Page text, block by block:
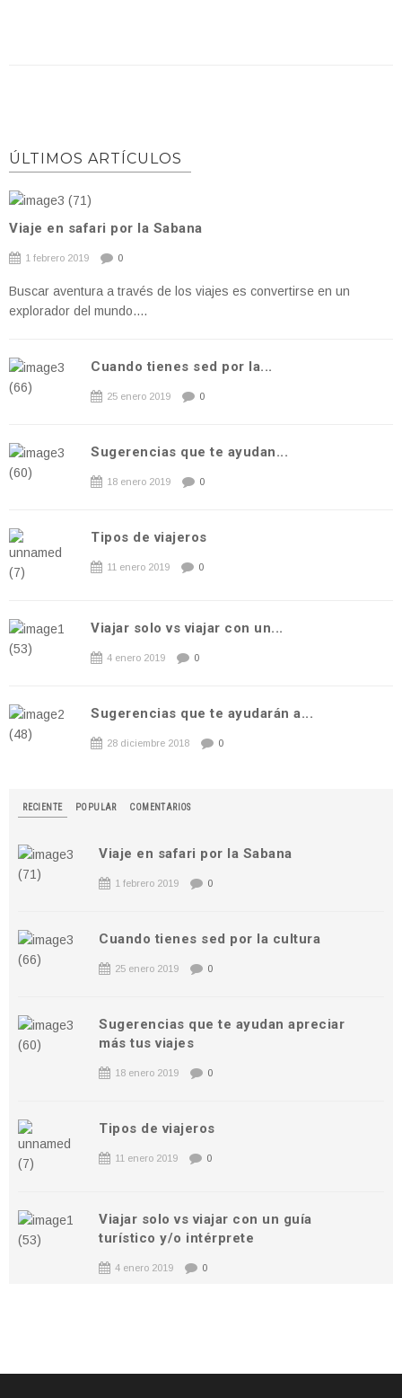
ÚLTIMOS ARTÍCULOS
Viaje en safari por la Sabana
1 febrero 2019 0
Buscar aventura a través de los viajes es convertirse en un
explorador del mundo....
Cuando tienes sed por la...
25 enero 2019 0
Sugerencias que te ayudan...
18 enero 2019 0
Tipos de viajeros
11 enero 2019 0
Viajar solo vs viajar con un...
4 enero 2019 0
Sugerencias que te ayudarán a...
28 diciembre 2018 0
RECIENTE POPULAR COMENTARIOS
Viaje en safari por la Sabana
1 febrero 2019 0
Cuando tienes sed por la cultura
25 enero 2019 0
Sugerencias que te ayudan apreciar
más tus viajes
18 enero 2019 0
Tipos de viajeros
11 enero 2019 0
Viajar solo vs viajar con un guía
turístico y/o intérprete
4 enero 2019 0